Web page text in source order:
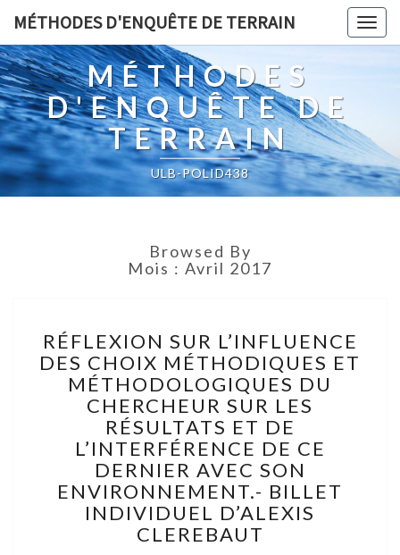
MÉTHODES D'ENQUÊTE DE TERRAIN
MÉTHODES
D'ENQUÊTE DE
TERRAIN
ULB-POLID438
Browsed By
Mois : Avril 2017
SUR
L’INFLUENCE
DES
CHOIX
MÉTHODIQUES
ET
MÉTHODOLOGIQUES
DU
CHERCHEUR
SUR
LES
RÉFLEXION SUR L’INFLUENCE
DES CHOIX MÉTHODIQUES ET
MÉTHODOLOGIQUES DU
CHERCHEUR SUR LES
RÉSULTATS ET DE
L’INTERFÉRENCE DE CE
DERNIER AVEC SON
ENVIRONNEMENT.- BILLET
INDIVIDUEL D’ALEXIS
CLEREBAUT